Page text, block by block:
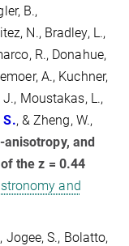
B.,
N., Bradley, L.,
R., Donahue,
A., Kuchner,
J., Moustakas, L.,
S., & Zheng, W.,
anisotropy, and
the z = 0.44
and
Jogee, S., Bolatto,